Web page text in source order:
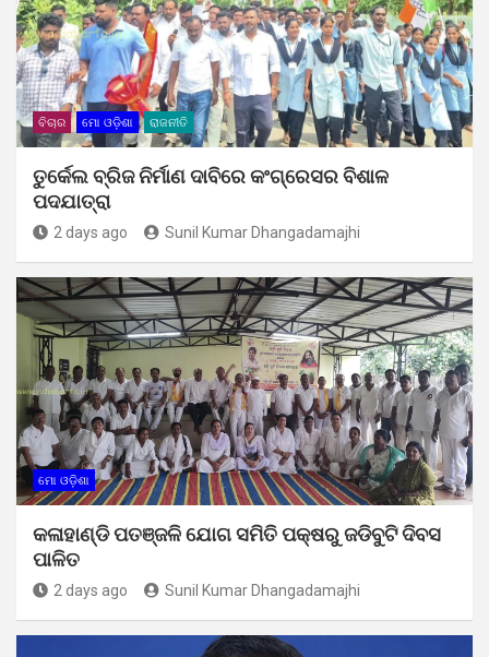
ବିଚାର ମୋ ଓଡ଼ିଶା ରାଜନୀତି
ତୁର୍କେଲ ବ୍ରିଜ ନିର୍ମାଣ ଦାବିରେ କଂଗ୍ରେସର ବିଶାଳ
ପଦଯାତ୍ରା
2 days ago Sunil Kumar Dhangadamajhi
ମୋ ଓଡ଼ିଶା
କଳାହାଣ୍ଡି ପତଞ୍ଜଳି ଯୋଗ ସମିତି ପକ୍ଷରୁ ଜଡିବୁଟି ଦିବସ
ପାଳିତ
2 days ago Sunil Kumar Dhangadamajhi